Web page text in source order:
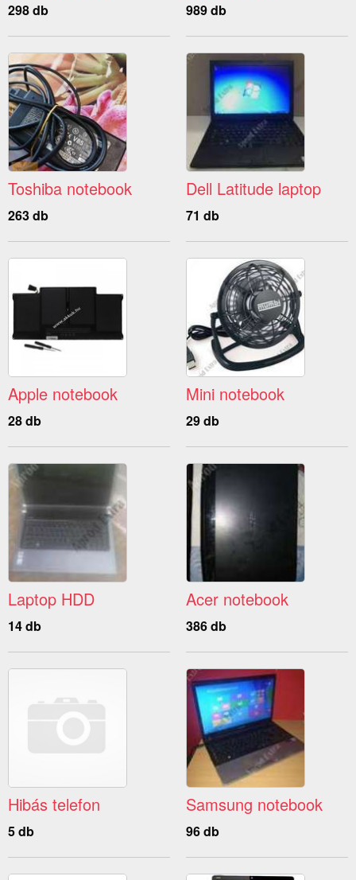
298 db 989 db
Toshiba notebook
263 db
Dell Latitude laptop
71 db
Apple notebook
28 db
Mini notebook
29 db
Laptop HDD
14 db
Acer notebook
386 db
Hibás telefon
5 db
Samsung notebook
96 db